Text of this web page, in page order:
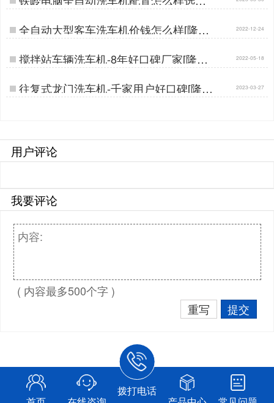
[隆茂鑫晟]…
全自动大型客车洗车机价钱怎么样[隆茂
鑫晟]…
2022-12-24
搅拌站车辆洗车机-8年好口碑厂家[隆茂
鑫晟]…
2022-05-18
往复式龙门洗车机-千家用户好口碑[隆茂
鑫晟]…
2023-03-27
用户评论
我要评论
( 内容最多500个字 )
重写
提交
拨打电话